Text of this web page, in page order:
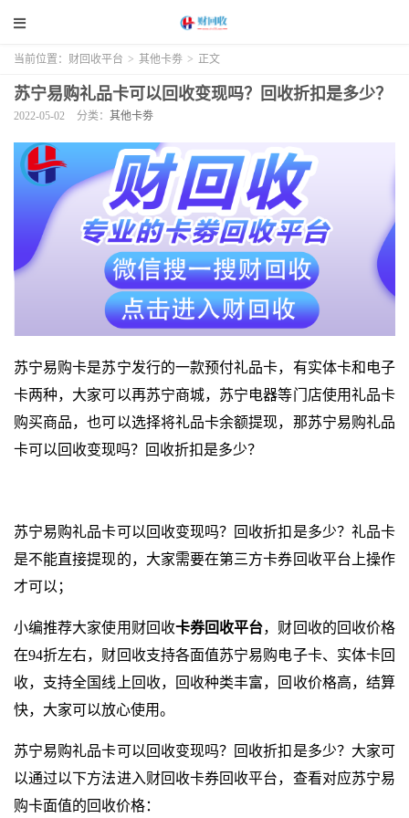
当前位置： 财回收平台 > 其他卡劵 > 正文
苏宁易购礼品卡可以回收变现吗？回收折扣是多少？
2022-05-02 分类： 其他卡劵
苏宁易购卡是苏宁发行的一款预付礼品卡，有实体卡和电子
卡两种，大家可以再苏宁商城，苏宁电器等门店使用礼品卡
购买商品，也可以选择将礼品卡余额提现，那苏宁易购礼品
卡可以回收变现吗？回收折扣是多少？
苏宁易购礼品卡可以回收变现吗？回收折扣是多少？礼品卡
是不能直接提现的，大家需要在第三方卡券回收平台上操作
才可以；
小编推荐大家使用财回收卡券回收平台，财回收的回收价格
在94折左右，财回收支持各面值苏宁易购电子卡、实体卡回
收，支持全国线上回收，回收种类丰富，回收价格高，结算
快，大家可以放心使用。
苏宁易购礼品卡可以回收变现吗？回收折扣是多少？大家可
以通过以下方法进入财回收卡券回收平台，查看对应苏宁易
购卡面值的回收价格：